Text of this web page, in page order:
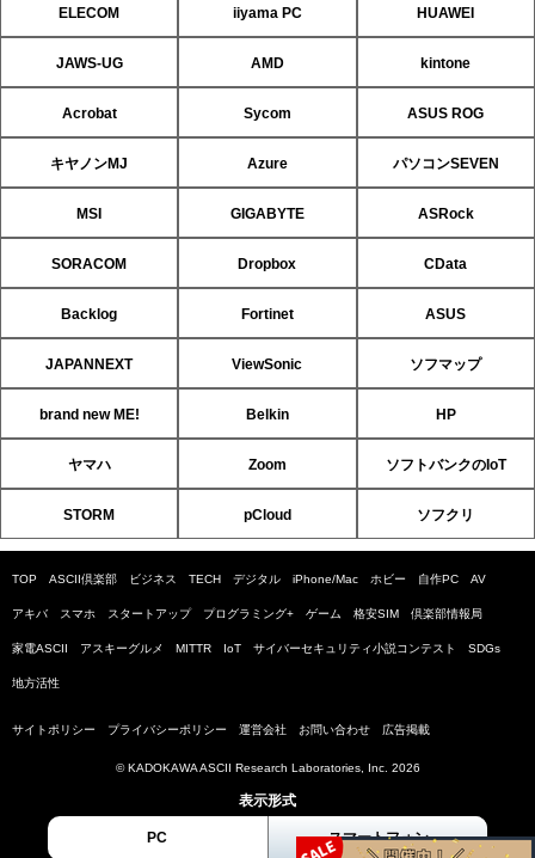
ELECOM iiyama PC HUAWEI
JAWS-UG AMD kintone
Acrobat Sycom ASUS ROG
キヤノンMJ Azure パソコンSEVEN
MSI GIGABYTE ASRock
SORACOM Dropbox CData
Backlog Fortinet ASUS
JAPANNEXT ViewSonic ソフマップ
brand new ME! Belkin HP
ヤマハ Zoom ソフトバンクのIoT
STORM pCloud ソフクリ
TOP ASCII倶楽部 ビジネス TECH デジタル iPhone/Mac ホビー 自作PC AV
アキバ スマホ スタートアップ プログラミング+ ゲーム 格安SIM 倶楽部情報局
家電ASCII アスキーグルメ MITTR IoT サイバーセキュリティ小説コンテスト SDGs
地方活性
サイトポリシー プライバシーポリシー 運営会社 お問い合わせ 広告掲載
© KADOKAWA ASCII Research Laboratories, Inc. 2026
表示形式
PC スマートフォン